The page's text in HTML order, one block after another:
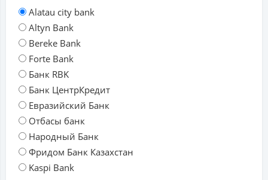
Alatau city bank
Altyn Bank
Bereke Bank
Forte Bank
Банк RBK
Банк ЦентрКредит
Евразийский Банк
Отбасы банк
Народный Банк
Фридом Банк Казахстан
Kaspi Bank